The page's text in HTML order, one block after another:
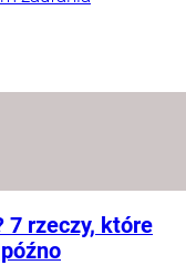
7 rzeczy, które